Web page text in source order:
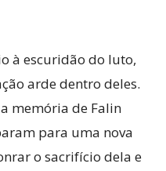
à escuridão do luto,
arde dentro deles.
memória de Falin
para uma nova
o sacrifício dela e